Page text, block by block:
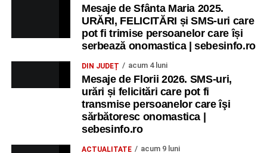
Mesaje de Sfânta Maria 2025.
URĂRI, FELICITĂRI și SMS-uri care
pot fi trimise persoanelor care își
serbează onomastica | sebesinfo.ro
DIN JUDEȚ acum 4 luni
Mesaje de Florii 2026. SMS-uri,
urări și felicitări care pot fi
transmise persoanelor care îşi
sărbătoresc onomastica |
sebesinfo.ro
ACTUALITATE acum 9 luni